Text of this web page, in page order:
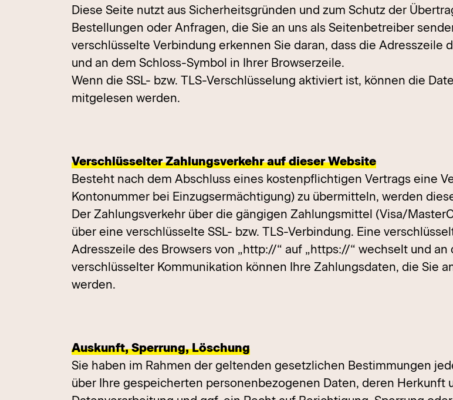
Diese Seite nutzt aus Sicherheitsgründen und zum Schutz der
Bestellungen oder Anfragen, die Sie an uns als Seitenbetreiber
verschlüsselte Verbindung erkennen Sie daran, dass die Adresszeile
und an dem Schloss-Symbol in Ihrer Browserzeile.
Wenn die SSL- bzw. TLS-Verschlüsselung aktiviert ist, können die
mitgelesen werden.
Verschlüsselter Zahlungsverkehr auf dieser Website
Besteht nach dem Abschluss eines kostenpflichtigen Vertrags eine
Kontonummer bei Einzugsermächtigung) zu übermitteln, werden
Der Zahlungsverkehr über die gängigen Zahlungsmittel (Visa/
über eine verschlüsselte SSL- bzw. TLS-Verbindung. Eine
Adresszeile des Browsers von „http://“ auf „https://“ wechselt und
verschlüsselter Kommunikation können Ihre Zahlungsdaten, die Sie
werden.
Auskunft, Sperrung, Löschung
Sie haben im Rahmen der geltenden gesetzlichen Bestimmungen
über Ihre gespeicherten personenbezogenen Daten, deren Herkunft